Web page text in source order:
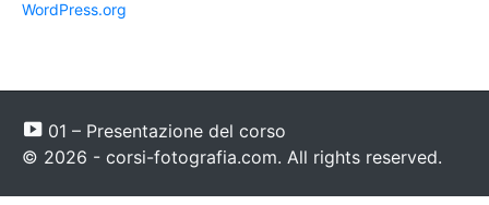
WordPress.org
01 – Presentazione del corso
© 2026 - corsi-fotografia.com. All rights reserved.